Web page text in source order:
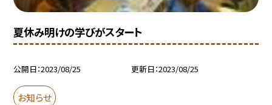
夏休み明けの学びがスタート
公開日 2023/08/25 更新日 2023/08/25
お知らせ